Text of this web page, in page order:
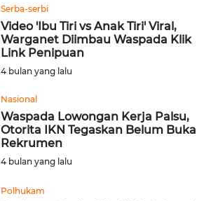
Serba-serbi
Video 'Ibu Tiri vs Anak Tiri' Viral,
Warganet Diimbau Waspada Klik
Link Penipuan
4 bulan yang lalu
Nasional
Waspada Lowongan Kerja Palsu,
Otorita IKN Tegaskan Belum Buka
Rekrumen
4 bulan yang lalu
Polhukam